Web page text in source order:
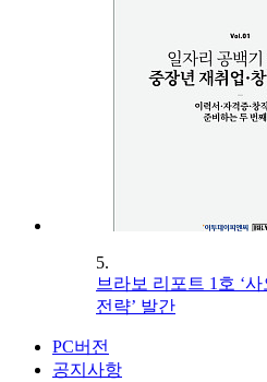
5.
브라보 리포트 1호 ‘
전략’ 발간
PC버전
공지사항